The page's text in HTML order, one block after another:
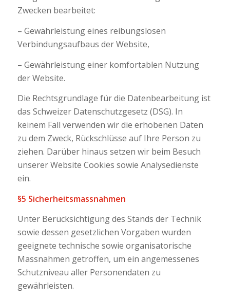
Zwecken bearbeitet:
– Gewährleistung eines reibungslosen
Verbindungsaufbaus der Website,
– Gewährleistung einer komfortablen Nutzung
der Website.
Die Rechtsgrundlage für die Datenbearbeitung ist
das Schweizer Datenschutzgesetz (DSG). In
keinem Fall verwenden wir die erhobenen Daten
zu dem Zweck, Rückschlüsse auf Ihre Person zu
ziehen. Darüber hinaus setzen wir beim Besuch
unserer Website Cookies sowie Analysedienste
ein.
§5 Sicherheitsmassnahmen
Unter Berücksichtigung des Stands der Technik
sowie dessen gesetzlichen Vorgaben wurden
geeignete technische sowie organisatorische
Massnahmen getroffen, um ein angemessenes
Schutzniveau aller Personendaten zu
gewährleisten.